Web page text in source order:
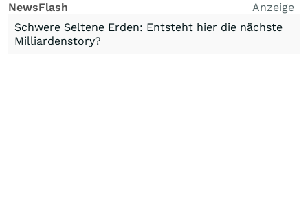
NewsFlash
Anzeige
Schwere Seltene Erden: Entsteht hier die nächste
Milliardenstory?